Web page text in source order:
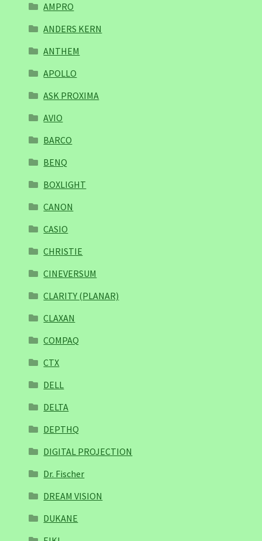
AMPRO
ANDERS KERN
ANTHEM
APOLLO
ASK PROXIMA
AVIO
BARCO
BENQ
BOXLIGHT
CANON
CASIO
CHRISTIE
CINEVERSUM
CLARITY (PLANAR)
CLAXAN
COMPAQ
CTX
DELL
DELTA
DEPTHQ
DIGITAL PROJECTION
Dr. Fischer
DREAM VISION
DUKANE